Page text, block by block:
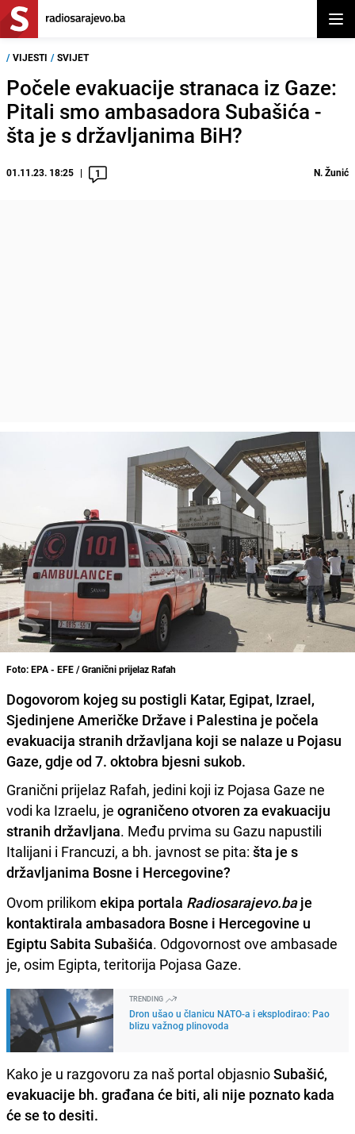
/ VIJESTI / SVIJET
Počele evakuacije stranaca iz Gaze:
Pitali smo ambasadora Subašića -
šta je s državljanima BiH?
01.11.23. 18:25 1 N. Žunić
Foto: EPA - EFE / Granični prijelaz Rafah
Dogovorom kojeg su postigli Katar, Egipat, Izrael,
Sjedinjene Američke Države i Palestina je počela
evakuacija stranih državljana koji se nalaze u Pojasu
Gaze, gdje od 7. oktobra bjesni sukob.
Granični prijelaz Rafah, jedini koji iz Pojasa Gaze ne
vodi ka Izraelu, je ograničeno otvoren za evakuaciju
stranih državljana. Među prvima su Gazu napustili
Italijani i Francuzi, a bh. javnost se pita: šta je s
državljanima Bosne i Hercegovine?
Ovom prilikom ekipa portala Radiosarajevo.baje
kontaktirala ambasadora Bosne i Hercegovine u
Egiptu Sabita Subašića. Odgovornost ove ambasade
je, osim Egipta, teritorija Pojasa Gaze.
TRENDING
Dron ušao u članicu NATO-a i eksplodirao: Pao
blizu važnog plinovoda
Kako je u razgovoru za naš portal objasnioSubašić,
evakuacije bh. građana će biti, ali nije poznato kada
će se to desiti.